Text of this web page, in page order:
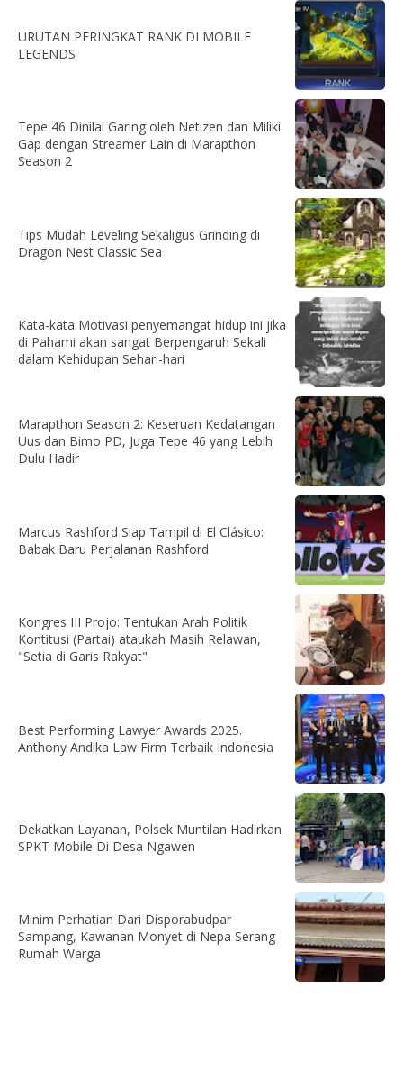
URUTAN PERINGKAT RANK DI MOBILE
LEGENDS
Tepe 46 Dinilai Garing oleh Netizen dan Miliki
Gap dengan Streamer Lain di Marapthon
Season 2
Tips Mudah Leveling Sekaligus Grinding di
Dragon Nest Classic Sea
Kata-kata Motivasi penyemangat hidup ini jika
di Pahami akan sangat Berpengaruh Sekali
dalam Kehidupan Sehari-hari
Marapthon Season 2: Keseruan Kedatangan
Uus dan Bimo PD, Juga Tepe 46 yang Lebih
Dulu Hadir
Marcus Rashford Siap Tampil di El Clásico:
Babak Baru Perjalanan Rashford
Kongres III Projo: Tentukan Arah Politik
Kontitusi (Partai) ataukah Masih Relawan,
"Setia di Garis Rakyat"
Best Performing Lawyer Awards 2025.
Anthony Andika Law Firm Terbaik Indonesia
Dekatkan Layanan, Polsek Muntilan Hadirkan
SPKT Mobile Di Desa Ngawen
Minim Perhatian Dari Disporabudpar
Sampang, Kawanan Monyet di Nepa Serang
Rumah Warga